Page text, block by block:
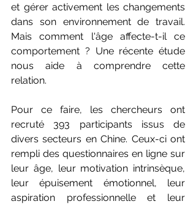
et gérer activement les changements
dans son environnement de travail.
Mais comment l'âge affecte-t-il ce
comportement ? Une récente étude
nous aide à comprendre cette
relation.
Pour ce faire, les chercheurs ont
recruté 393 participants issus de
divers secteurs en Chine. Ceux-ci ont
rempli des questionnaires en ligne sur
leur âge, leur motivation intrinsèque,
leur épuisement émotionnel, leur
aspiration professionnelle et leur